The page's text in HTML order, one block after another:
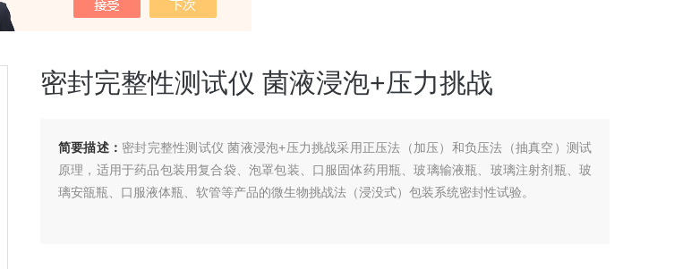
测试仪 菌液浸泡+压力挑战
密封完整性测试仪 菌液浸泡+压力挑战
简要描述： 密封完整性测试仪 菌液浸泡+压力挑战采用正压法（加压）和负压法（抽真空）测试
原理，适用于药品包装用复合袋、泡罩包装、口服固体药用瓶、玻璃输液瓶、玻璃注射剂瓶、玻
璃安瓿瓶、口服液体瓶、软管等产品的微生物挑战法（浸没式）包装系统密封性试验。